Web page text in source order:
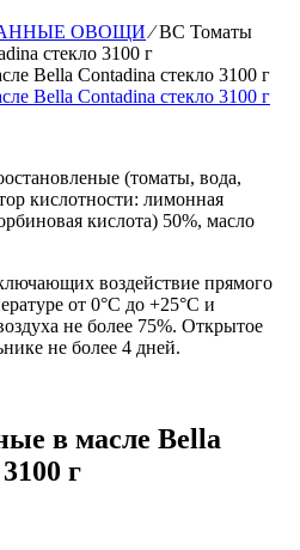
ОВОЩИ ⁄ BC Томаты
стекло 3100 г
(томаты, вода,
кислотности: лимонная
кислота) 50%, масло
воздействие прямого
от 0°С до +25°С и
не более 75%. Открытое
не более 4 дней.
в масле Bella
г